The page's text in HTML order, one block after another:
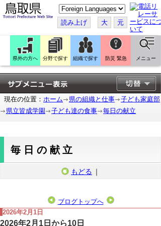
こ
の
ペ
ー
ジ
翻
訳
す
る
読み上げ 大 元
県外の方へ 分野で探す 組織で探す 防災 緊急 メニュー
現在の位置： ホーム 県の組織と仕事
子ども家庭部
県立皆成学園
子ども達の食事 毎日の献立
毎日の献立
もどる ｜
ブログトップへ
2026年2月1日
2026年2月1日から10日